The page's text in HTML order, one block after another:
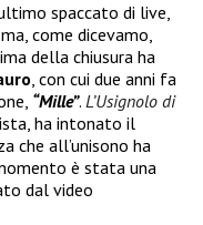
spaccato di live,
come dicevamo,
della chiusura ha
, con cui due anni fa
“Mille”. L’Usignolo di
ha intonato il
che all’unisono ha
è stata una
dal video